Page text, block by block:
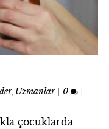
, Uzmanlar| 0 |
çocuklarda